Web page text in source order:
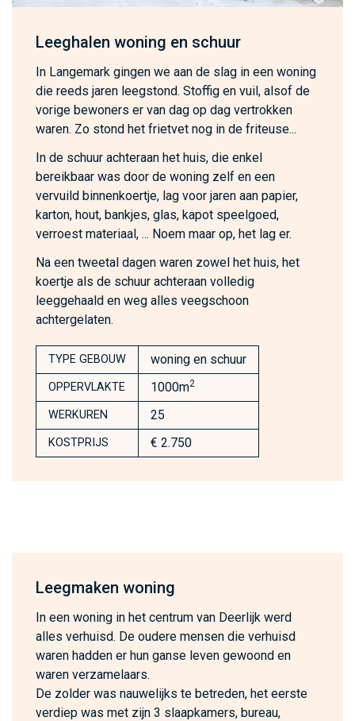
Leeghalen woning en schuur
In Langemark gingen we aan de slag in een woning
die reeds jaren leegstond. Stoffig en vuil, alsof de
vorige bewoners er van dag op dag vertrokken
waren. Zo stond het frietvet nog in de friteuse...
In de schuur achteraan het huis, die enkel
bereikbaar was door de woning zelf en een
vervuild binnenkoertje, lag voor jaren aan papier,
karton, hout, bankjes, glas, kapot speelgoed,
verroest materiaal, ... Noem maar op, het lag er.
Na een tweetal dagen waren zowel het huis, het
koertje als de schuur achteraan volledig
leeggehaald en weg alles veegschoon
achtergelaten.
TYPE GEBOUW woning en schuur
OPPERVLAKTE 1000m2
WERKUREN 25
KOSTPRIJS € 2.750
Leegmaken woning
In een woning in het centrum van Deerlijk werd
alles verhuisd. De oudere mensen die verhuisd
waren hadden er hun ganse leven gewoond en
waren verzamelaars.
De zolder was nauwelijks te betreden, het eerste
verdiep was met zijn 3 slaapkamers, bureau,